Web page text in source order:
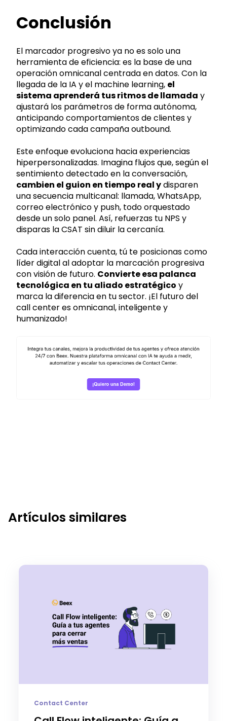
Conclusión
El marcador progresivo ya no es solo una
herramienta de eficiencia: es la base de una
operación omnicanal centrada en datos. Con la
llegada de la IA y el machine learning, el
sistema aprenderá tus ritmos de llamada y
ajustará los parámetros de forma autónoma,
anticipando comportamientos de clientes y
optimizando cada campaña outbound.
Este enfoque evoluciona hacia experiencias
hiperpersonalizadas. Imagina flujos que, según el
sentimiento detectado en la conversación,
cambien el guion en tiempo real ydisparen
una secuencia multicanal: llamada, WhatsApp,
correo electrónico y push, todo orquestado
desde un solo panel. Así, refuerzas tu NPS y
disparas la CSAT sin diluir la cercanía.
Cada interacción cuenta, tú te posicionas como
líder digital al adoptar la marcación progresiva
con visión de futuro. Convierte esa palanca
tecnológica en tu aliado estratégico y
marca la diferencia en tu sector. ¡El futuro del
call center es omnicanal, inteligente y
humanizado!
Artículos similares
Contact Center